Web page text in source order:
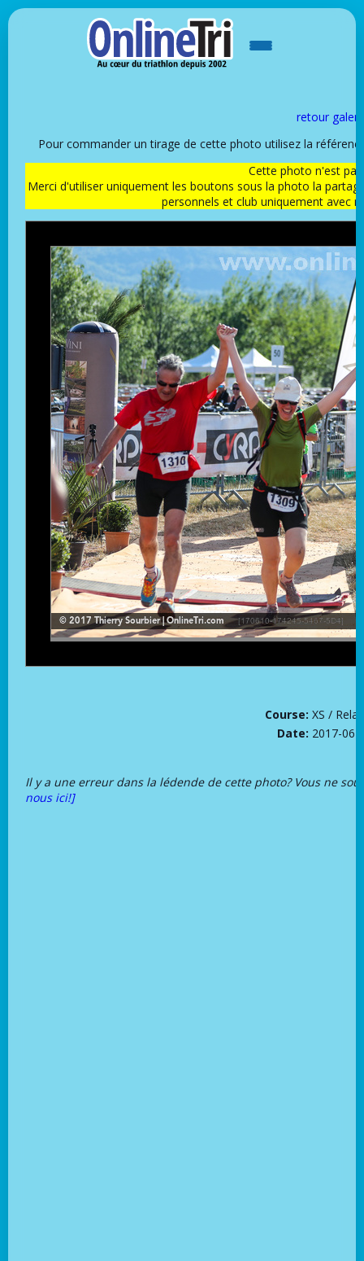
retour
Pour commander un tirage de cette photo utilisez la
Cette photo n'est
Merci d'utiliser uniquement les boutons sous la photo la
personnels et club uniquement avec
Course: XS /
Date: 2017-06-
Il y a une erreur dans la lédende de cette photo? Vous ne
nous ici!]